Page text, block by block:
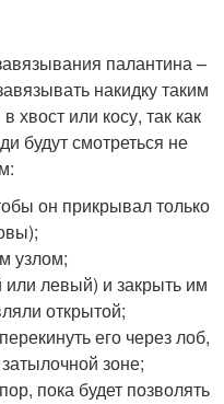
палантина –
накидку таким
хвост или косу, так как
будут смотреться не
он прикрывал только
узлом;
или левый) и закрыть им
открытой;
его через лоб,
зоне;
пока будет позволять